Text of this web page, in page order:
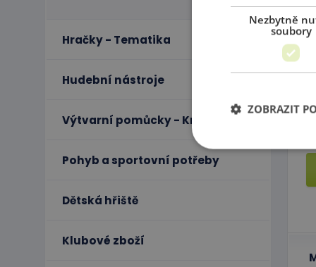
Hračky - Tematika
Hudební nástroje
Výtvarní pomůcky - Kreativita
Pohyb a sportovní potřeby
Dětská hřiště
Klubové zboží
Nezbytně
soubory
ZOBRAZIT
Nezbytně nutné
stránky nelze bez